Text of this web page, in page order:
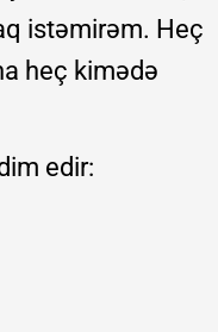
istəmirəm. Heç
heç kimədə
edir: